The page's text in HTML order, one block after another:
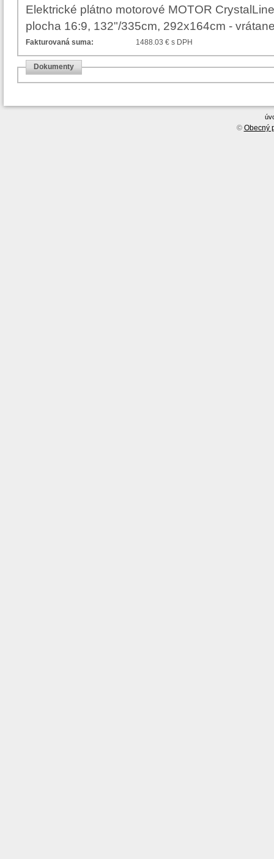
Elektrické plátno motorové MOTOR
plocha 16:9, 132"/335cm, 292x164cm -
Fakturovaná suma: 1488.03 € s DPH
Dokumenty
© Obecný